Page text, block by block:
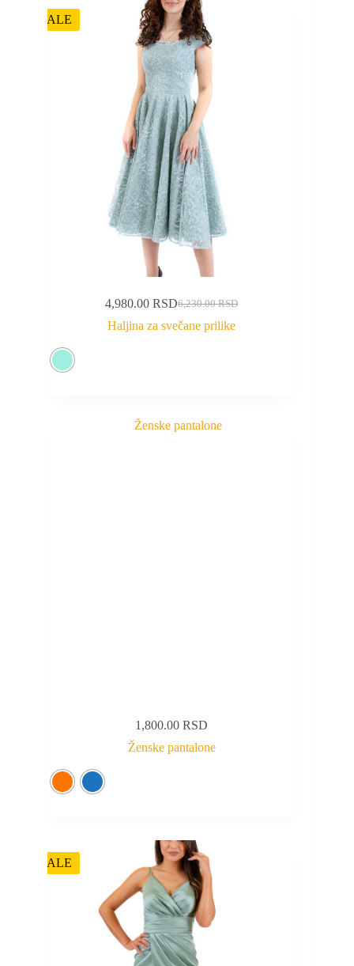
SALE
6,230.00RSD
4,980.00RSD
Haljina za svečane prilike
1,800.00RSD
Ženske pantalone
SALE